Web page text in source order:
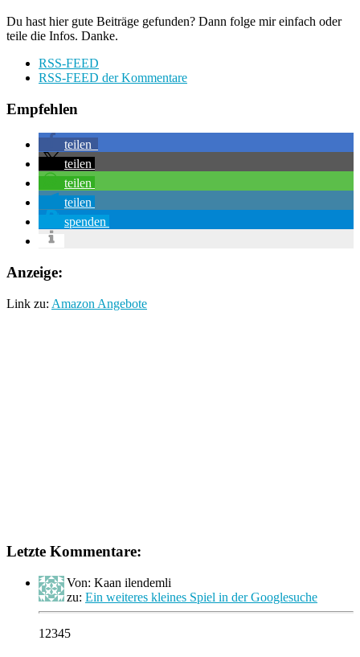
Du hast hier gute Beiträge gefunden? Dann folge mir einfach oder
teile die Infos. Danke.
RSS-FEED
RSS-FEED der Kommentare
Empfehlen
teilen
teilen
teilen
teilen
spenden
Anzeige:
Link zu: Amazon Angebote
Letzte Kommentare:
Von: Kaan ilendemli
zu: Ein weiteres kleines Spiel in der Googlesuche
12345